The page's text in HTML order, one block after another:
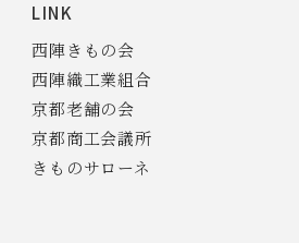
LINK
西陣きもの会
西陣織工業組合
京都老舗の会
京都商工会議所
きものサローネ